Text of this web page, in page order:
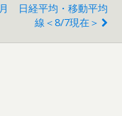
日経平均・移動平均
線＜8/7現在＞